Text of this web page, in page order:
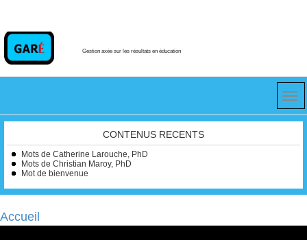
Gestion axée sur les résultats en éducation
CONTENUS RECENTS
Mots de Catherine Larouche, PhD
Mots de Christian Maroy, PhD
Mot de bienvenue
Accueil